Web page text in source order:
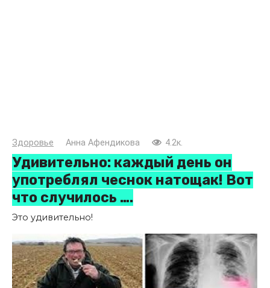
Здоровье Анна Афендикова 4.2к.
Удивительно: каждый день он
употреблял чеснок натощак! Вот
что случилось ….
Это удивительно!